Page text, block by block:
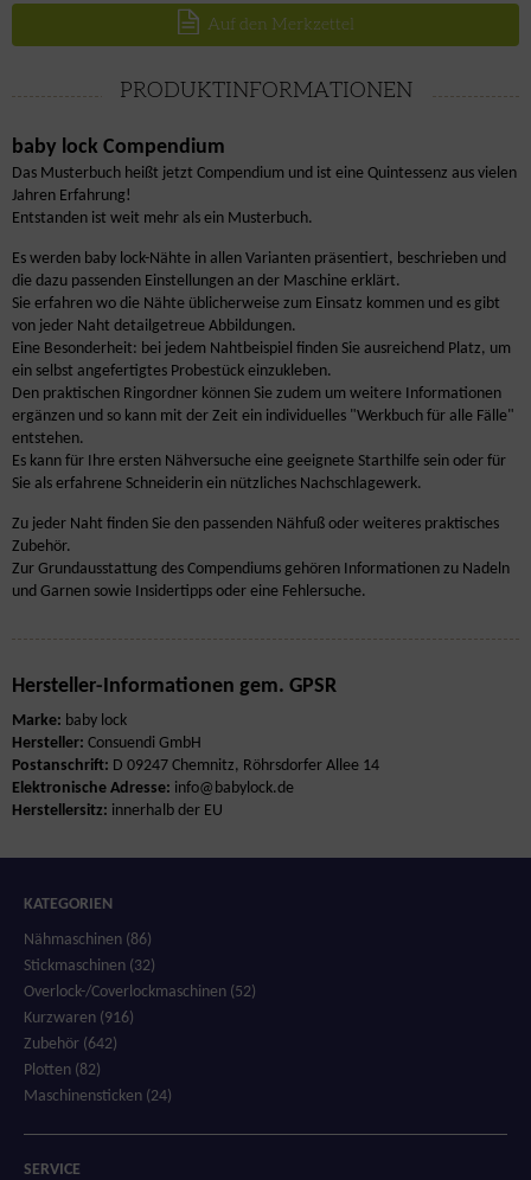
Auf den Merkzettel
PRODUKTINFORMATIONEN
baby lock Compendium
Das Musterbuch heißt jetzt Compendium und ist eine Quintessenz aus vielen
Jahren Erfahrung!
Entstanden ist weit mehr als ein Musterbuch.
Es werden baby lock-Nähte in allen Varianten präsentiert, beschrieben und
die dazu passenden Einstellungen an der Maschine erklärt.
Sie erfahren wo die Nähte üblicherweise zum Einsatz kommen und es gibt
von jeder Naht detailgetreue Abbildungen.
Eine Besonderheit: bei jedem Nahtbeispiel finden Sie ausreichend Platz, um
ein selbst angefertigtes Probestück einzukleben.
Den praktischen Ringordner können Sie zudem um weitere Informationen
ergänzen und so kann mit der Zeit ein individuelles "Werkbuch für alle Fälle"
entstehen.
Es kann für Ihre ersten Nähversuche eine geeignete Starthilfe sein oder für
Sie als erfahrene Schneiderin ein nützliches Nachschlagewerk.
Zu jeder Naht finden Sie den passenden Nähfuß oder weiteres praktisches
Zubehör.
Zur Grundausstattung des Compendiums gehören Informationen zu Nadeln
und Garnen sowie Insidertipps oder eine Fehlersuche.
Hersteller-Informationen gem. GPSR
Marke: baby lock
Hersteller: Consuendi GmbH
Postanschrift: D 09247 Chemnitz, Röhrsdorfer Allee 14
Elektronische Adresse: info@babylock.de
Herstellersitz: innerhalb der EU
KATEGORIEN
Nähmaschinen (86)
Stickmaschinen (32)
Overlock-/Coverlockmaschinen (52)
Kurzwaren (916)
Zubehör (642)
Plotten (82)
Maschinensticken (24)
SERVICE